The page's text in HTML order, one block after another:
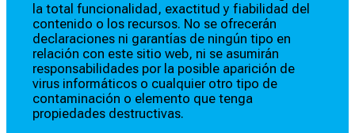
la total funcionalidad, exactitud y fiabilidad del
contenido o los recursos. No se ofrecerán
declaraciones ni garantías de ningún tipo en
relación con este sitio web, ni se asumirán
responsabilidades por la posible aparición de
virus informáticos o cualquier otro tipo de
contaminación o elemento que tenga
propiedades destructivas.